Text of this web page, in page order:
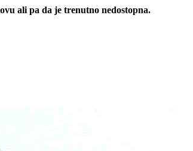
ali pa da je trenutno nedostopna.